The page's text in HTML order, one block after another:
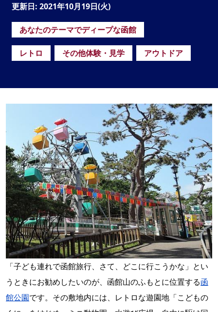
更新日: 2021年10月19日(火)
あなたのテーマでディープな函館
レトロ その他体験・見学 アウトドア
「子ども連れで函館旅行、さて、どこに行こうかな」とい
うときにお勧めしたいのが、函館山のふもとに位置する函
館公園です。その敷地内には、レトロな遊園地「こどもの